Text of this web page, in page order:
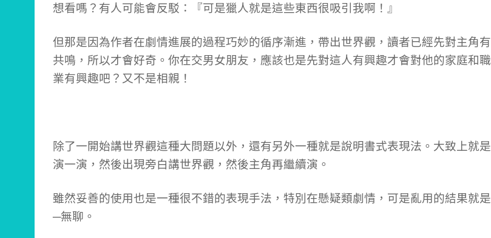
想看嗎？有人可能會反駁：『可是獵人就是這些東西很吸引我啊！』
但那是因為作者在劇情進展的過程巧妙的循序漸進，帶出世界觀，讀者已經先對主角有
共鳴，所以才會好奇。你在交男女朋友，應該也是先對這人有興趣才會對他的家庭和職
業有興趣吧？又不是相親！
除了一開始講世界觀這種大問題以外，還有另外一種就是說明書式表現法。大致上就是
演一演，然後出現旁白講世界觀，然後主角再繼續演。
雖然妥善的使用也是一種很不錯的表現手法，特別在懸疑類劇情，可是亂用的結果就是
─無聊。